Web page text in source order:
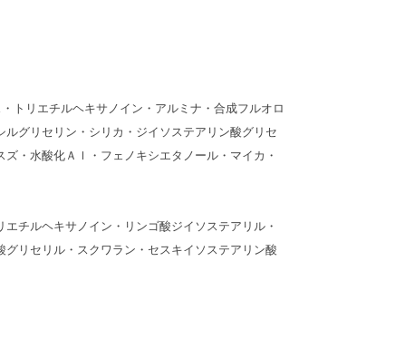
トリエチルヘキサノイン・アルミナ・合成フルオロ
グリセリン・シリカ・ジイソステアリン酸グリセ
・水酸化Ａｌ・フェノキシエタノール・マイカ・
チルヘキサノイン・リンゴ酸ジイソステアリル・
リセリル・スクワラン・セスキイソステアリン酸